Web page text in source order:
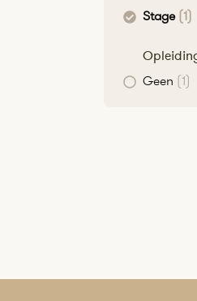
Stage (1)
Geen (1)